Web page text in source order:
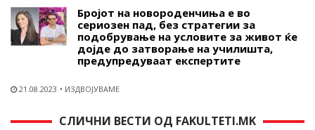
Бројот на новороденчиња е во
сериозен пад, без стратегии за
подобрување на условите за живот ќе
дојде до затворање на училишта,
предупредуваат експертите
21.08.2023 ИЗДВОЈУВАМЕ
СЛИЧНИ ВЕСТИ ОД FAKULTETI.MK